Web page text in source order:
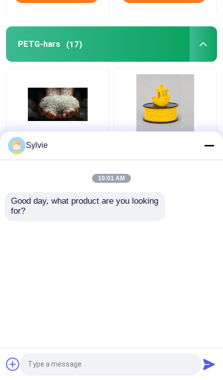
PETG-hars (17)
WS-502 PETG-hars –
premium kwaliteit voor
Jiangyin Jiaou New Materials Co.,Ltd. All Rights
Sylvie
10:01 AM
Good day, what product are you looking
for?